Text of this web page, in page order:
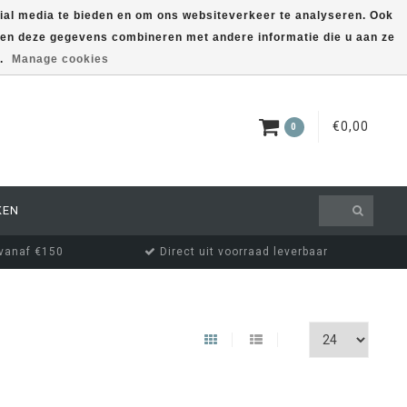
0 €0,00
€150 Direct uit voorraad leverbaar
media te bieden en om ons websiteverkeer te analyseren. Ook
deze gegevens combineren met andere informatie die u aan ze
Manage cookies